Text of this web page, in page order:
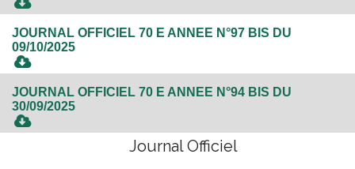
JOURNAL OFFICIEL 70 E ANNEE N°97 BIS DU
09/10/2025
JOURNAL OFFICIEL 70 E ANNEE N°94 BIS DU
30/09/2025
Journal Officiel